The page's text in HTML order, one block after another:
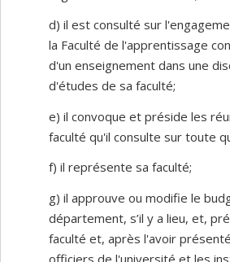
d) il est consulté sur
la Faculté de l'apprentissage
d'un enseignement dans une
d'études de sa faculté;
e) il convoque et préside les
faculté qu'il consulte sur toute
f) il représente sa faculté;
g) il approuve ou modifie le
département, s’il y a lieu, et,
faculté et, après l'avoir
officiers de l'université et les